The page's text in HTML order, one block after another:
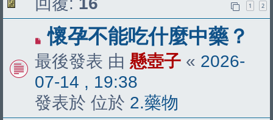
1 2
有
新
文
章
懷孕不能吃什麼中藥？
最後發表 由 懸壺子 « 2026-
07-14 , 19:38
發表於 位於 2.藥物